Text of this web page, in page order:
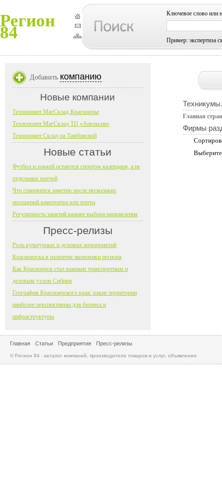
Регион
84
Ключевое слово или
Пример: экспертиза
Главная
Фирмы
Добавить компанию
Новые компании
Технопоинт МагСклад Красноярье
Технопоинт МагСклад ТЦ «Апельсин»
Технопоинт Склад на Тамбовской
Новые статьи
Футбол и хоккей остаются спортом календаря, а не
отдельных матчей
Что становится заметно после нескольких
посещений кинотеатра или театра
Регулярность занятий важнее выбора направления
Пресс-релизы
Роль культурных и деловых мероприятий
Красноярска в развитии экономики региона
Как Красноярск стал важным транспортным и
деловым узлом Сибири
География Красноярского края: какие территории
наиболее перспективны для бизнеса и
инфраструктуры
Главная Статьи Предприятия Пресс-релизы
© Регион 84 - каталог компаний, производители товаров и услуг, объявления